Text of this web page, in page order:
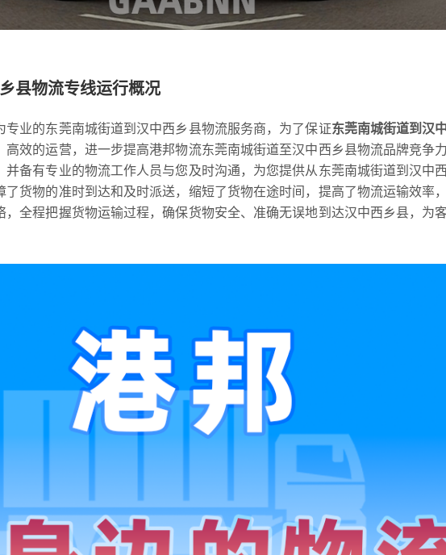
县物流专线运行概况
专业的东莞南城街道到汉中西乡县物流服务商，为了保证东莞南城街道到汉
高效的运营，进一步提高港邦物流东莞南城街道至汉中西乡县物流品牌竞争
并备有专业的物流工作人员与您及时沟通，为您提供从东莞南城街道到汉中
了货物的准时到达和及时派送，缩短了货物在途时间，提高了物流运输效率
，全程把握货物运输过程，确保货物安全、准确无误地到达汉中西乡县，为